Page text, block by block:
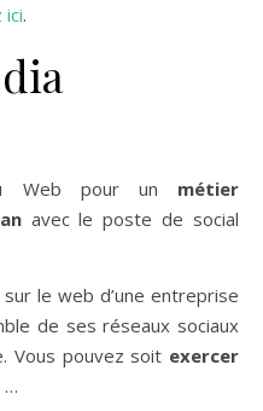
ici.
Web pour un métier
avec le poste de social
le web d’une entreprise
de ses réseaux sociaux
Vous pouvez soit exercer
…